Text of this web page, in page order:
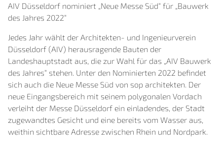
AIV Düsseldorf nominiert „Neue Messe Süd“ für „Bauwerk
des Jahres 2022“
Jedes Jahr wählt der Architekten- und Ingenieurverein
Düsseldorf (AIV) herausragende Bauten der
Landeshauptstadt aus, die zur Wahl für das „AIV Bauwerk
des Jahres“ stehen. Unter den Nominierten 2022 befindet
sich auch die Neue Messe Süd von sop architekten. Der
neue Eingangsbereich mit seinem polygonalen Vordach
verleiht der Messe Düsseldorf ein einladendes, der Stadt
zugewandtes Gesicht und eine bereits vom Wasser aus,
weithin sichtbare Adresse zwischen Rhein und Nordpark.